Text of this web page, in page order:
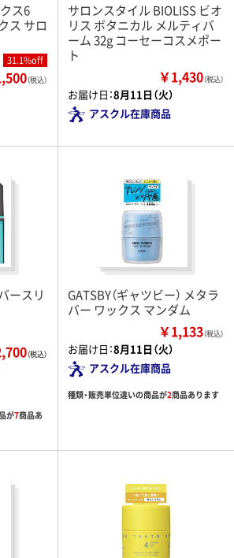
ス6
ス サロ
31.1%off
（税込）
サロンスタイル BIOLISS ビオ
リス ボタニカル メルティバ
ーム 32g コーセーコスメポー
ト
￥1,430（税込）
お届け日：8月11日（火）
アスクル在庫商品
ースリ
が7商品あ
GATSBY（ギャツビー） メタラ
バー ワックス マンダム
￥1,133（税込）
お届け日：8月11日（火）
アスクル在庫商品
種類・販売単位違いの商品が2商品あります